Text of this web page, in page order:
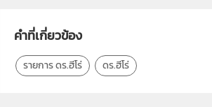
คำที่เกี่ยวข้อง
รายการ ดร.ฮีโร่ ดร.ฮีโร่